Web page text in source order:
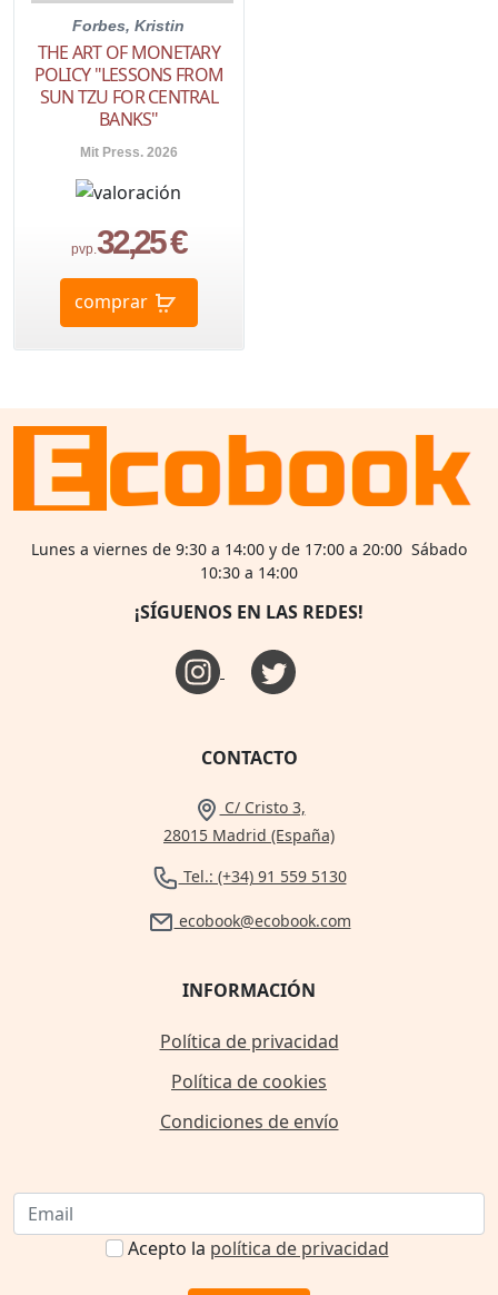
Forbes, Kristin
THE ART OF MONETARY
POLICY "LESSONS FROM
SUN TZU FOR CENTRAL
BANKS"
Mit Press. 2026
pvp.32,25 €
comprar
Lunes a viernes de 9:30 a 14:00 y de 17:00 a 20:00 Sábado
10:30 a 14:00
¡SÍGUENOS EN LAS REDES!
CONTACTO
C/ Cristo 3,
28015 Madrid (España)
Tel.: (+34) 91 559 5130
ecobook@ecobook.com
INFORMACIÓN
Política de privacidad
Política de cookies
Condiciones de envío
Acepto la política de privacidad